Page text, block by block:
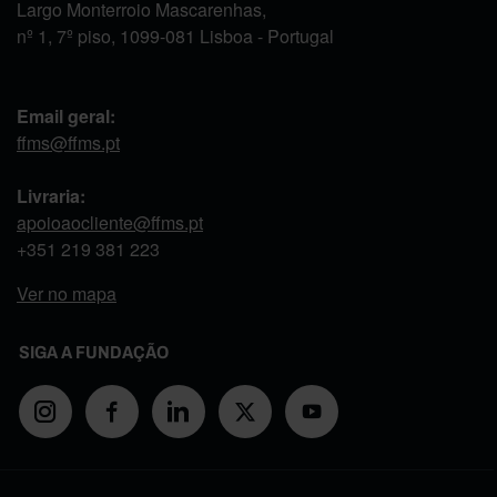
Largo Monterroio Mascarenhas,
nº 1, 7º piso, 1099-081 Lisboa - Portugal
Email geral:
ffms@ffms.pt
Livraria:
apoioaocliente@ffms.pt
+351 219 381 223
Ver no mapa
SIGA A FUNDAÇÃO